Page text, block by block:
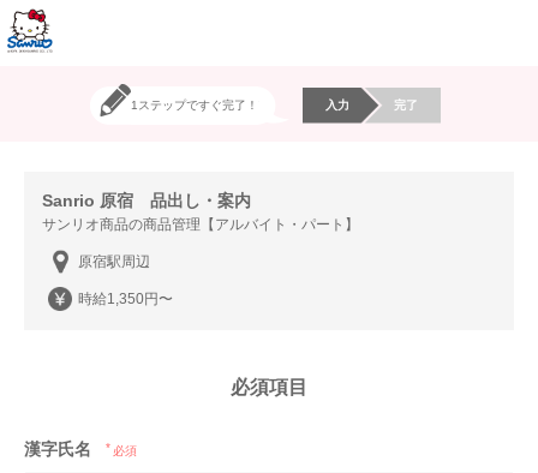
1ステップですぐ完了！ 入力 完了
Sanrio 原宿 品出し・案内
サンリオ商品の商品管理【アルバイト・パート】
原宿駅周辺
時給1,350円〜
必須項目
漢字氏名 必須